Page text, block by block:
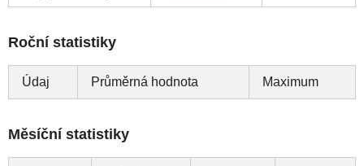
Roční statistiky
Údaj Průměrná hodnota Maximum
Měsíční statistiky